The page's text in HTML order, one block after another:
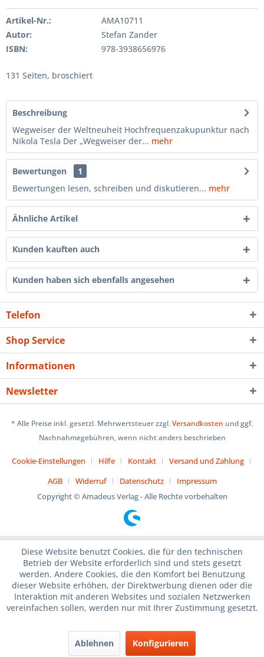
Artikel-Nr.:
AMA10711
Autor:
Stefan Zander
ISBN:
978-3938656976
131 Seiten, broschiert
Beschreibung
Wegweiser der Weltneuheit Hochfrequenzakupunktur nach
Nikola Tesla Der „Wegweiser der... mehr
Bewertungen
1
Bewertungen lesen, schreiben und diskutieren... mehr
Ähnliche Artikel
Kunden kauften auch
Kunden haben sich ebenfalls angesehen
Telefon
Shop Service
Informationen
Newsletter
* Alle Preise inkl. gesetzl. Mehrwertsteuer zzgl.Versandkosten und ggf.
Nachnahmegebühren, wenn nicht anders beschrieben
Cookie-Einstellungen Hilfe Kontakt
Versand und Zahlung
AGB
Widerruf Datenschutz
Impressum
Copyright © Amadeus Verlag - Alle Rechte vorbehalten
Diese Website benutzt Cookies, die für den technischen
Betrieb der Website erforderlich sind und stets gesetzt
werden. Andere Cookies, die den Komfort bei Benutzung
dieser Website erhöhen, der Direktwerbung dienen oder die
Interaktion mit anderen Websites und sozialen Netzwerken
vereinfachen sollen, werden nur mit Ihrer Zustimmung gesetzt.
Ablehnen Konfigurieren